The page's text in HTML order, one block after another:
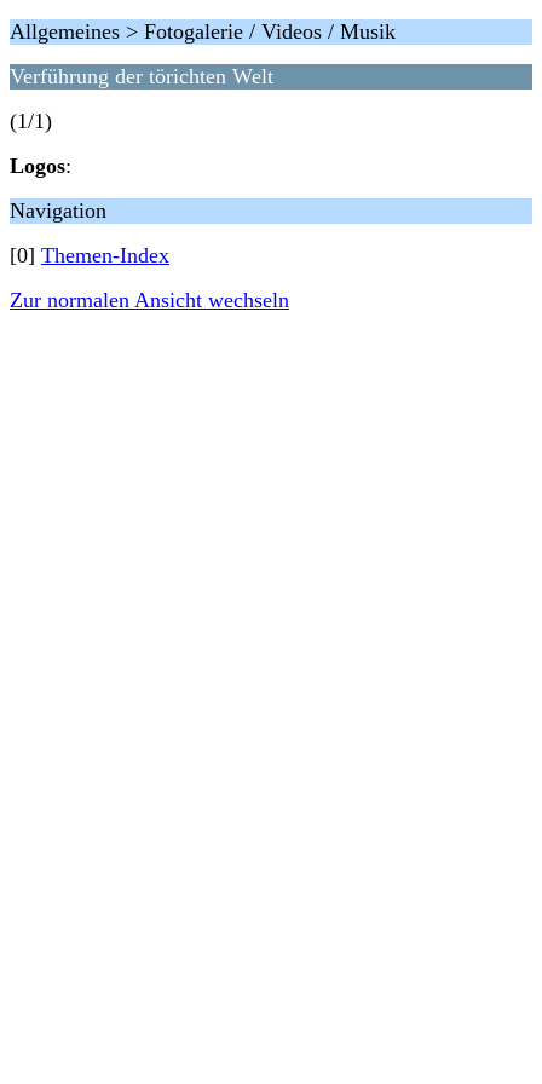
Allgemeines > Fotogalerie / Videos / Musik
Verführung der törichten Welt
(1/1)
Logos:
Navigation
[0] Themen-Index
Zur normalen Ansicht wechseln